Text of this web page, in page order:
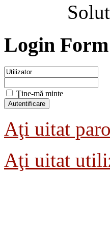
Login Form
Ţine-mă minte
Aţi uitat
Aţi uitat